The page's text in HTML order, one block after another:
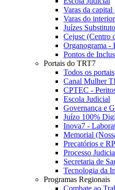
Varas da
Varas do
Juízes
Cejusc (Centro
Organograma -
Pontos de
Portais do TRT7
Todos os portais
Canal Mulher
CPTEC -
Escola Judicial
Governança e
Juízo 100%
Inova7 -
Memorial
Precatórios e
Processo
Secretaria de
Tecnologia da
Programas Regionais
Combate ao